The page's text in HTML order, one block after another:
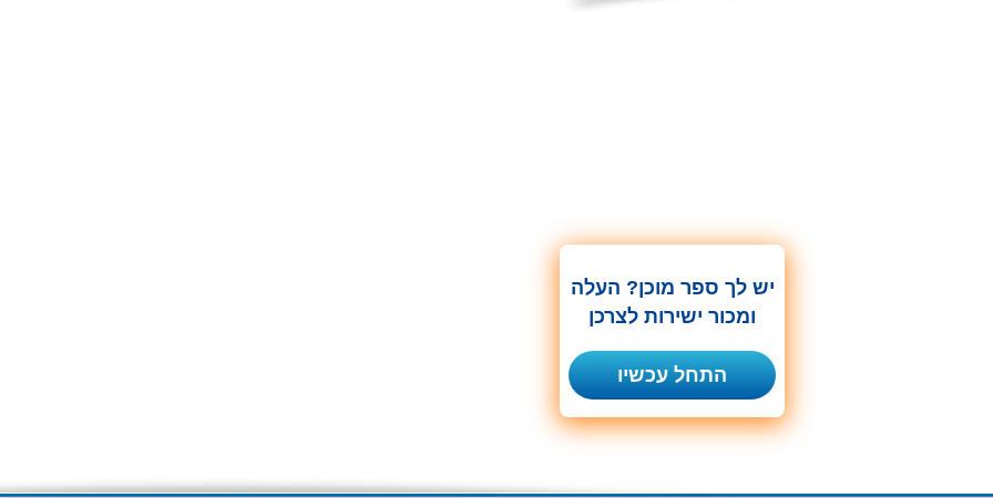
יש לך ספר מוכן? העלה
ומכור ישירות לצרכן
התחל עכשיו